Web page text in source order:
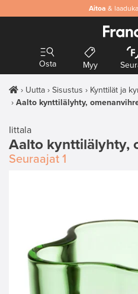
Aitoa &
Osta Myy
Uutta Sisustus Kynttilät ja
Aalto kynttilälyhty,
Iittala
Aalto kynttilälyhty,
Seuraajat 1